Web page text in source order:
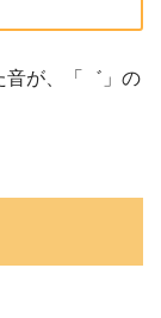
音が、「゛」の